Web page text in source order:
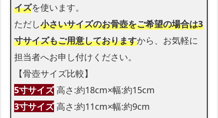
イズを使います。
ただし小さいサイズのお骨壺をご希望の場合は3
寸サイズもご用意しておりますから、お気軽に
担当者へお申し付けください。
【骨壺サイズ比較】
5寸サイズ 高さ:約18cm×幅:約15cm
3寸サイズ 高さ:約11cm×幅:約9cm